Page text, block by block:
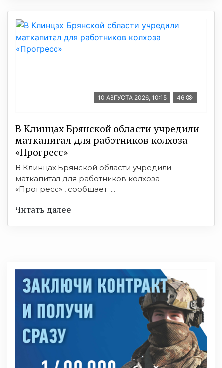
10 АВГУСТА 2026, 10:15 46
В Клинцах Брянской области учредили
маткапитал для работников колхоза
«Прогресс»
В Клинцах Брянской области учредили
маткапитал для работников колхоза
«Прогресс» , сообщает ...
Читать далее